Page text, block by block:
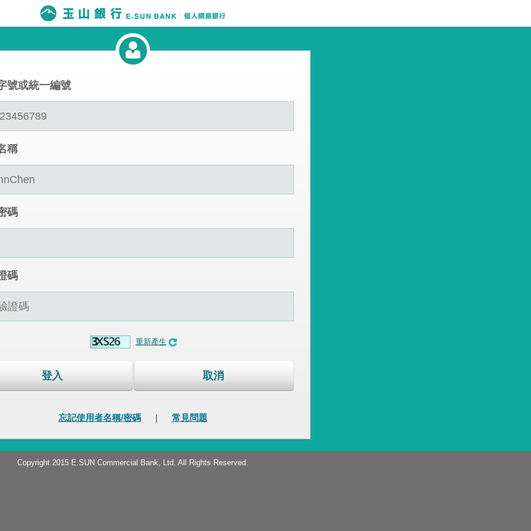
號或統一編號
稱
碼
碼
重新產生
登入 取消
忘記使用者名稱/密碼 | 常見問題
Copyright 2015 E.SUN Commercial Bank, Ltd. All Rights Reserved.